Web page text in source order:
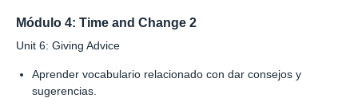
Módulo 4: Time and Change 2
Unit 6: Giving Advice
Aprender vocabulario relacionado con dar consejos y
sugerencias.